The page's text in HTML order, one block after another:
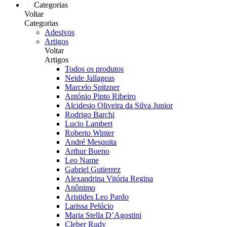
Categorias
Voltar
Categorias
Adesivos
Artigos
Voltar
Artigos
Todos os produtos
Neide Jallageas
Marcelo Spitzner
António Pinto Ribeiro
Alcidesio Oliveira da Silva Junior
Rodrigo Barchi
Lucio Lambert
Roberto Winter
André Mesquita
Arthur Bueno
Leo Name
Gabriel Gutierrez
Alexandrina Vitória Regina
Anônimo
Aristides Leo Pardo
Larissa Pelúcio
Maria Stella D’Agostini
Cleber Rudy